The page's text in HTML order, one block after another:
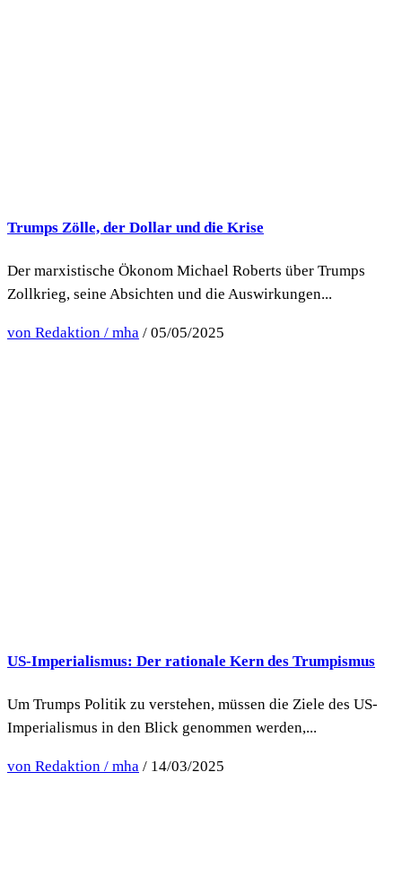
Trumps Zölle, der Dollar und die Krise
Der marxistische Ökonom Michael Roberts über Trumps
Zollkrieg, seine Absichten und die Auswirkungen...
von Redaktion / mha / 05/05/2025
US-Imperialismus: Der rationale Kern des Trumpismus
Um Trumps Politik zu verstehen, müssen die Ziele des US-
Imperialismus in den Blick genommen werden,...
von Redaktion / mha / 14/03/2025